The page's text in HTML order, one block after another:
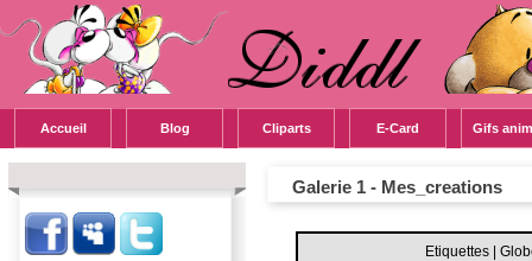
Accueil Blog Cliparts E-Card Gifs
Galerie 1 - Mes_creations
Etiquettes|